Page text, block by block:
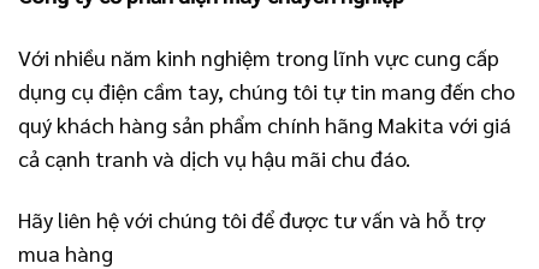
Với nhiều năm kinh nghiệm trong lĩnh vực cung cấp
dụng cụ điện cầm tay, chúng tôi tự tin mang đến cho
quý khách hàng sản phẩm chính hãng Makita với giá
cả cạnh tranh và dịch vụ hậu mãi chu đáo.
Hãy liên hệ với chúng tôi để được tư vấn và hỗ trợ
mua hàng